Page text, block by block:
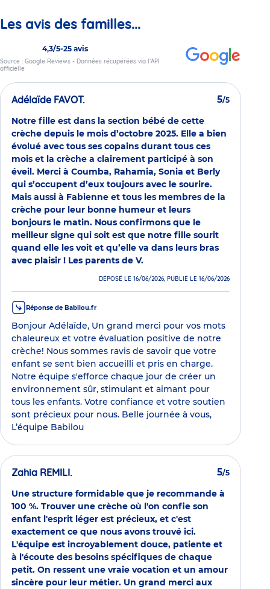
Les avis des familles...
4,3/5-25 avis
Source : Google Reviews - Données récupérées via l’API
officielle
Adélaïde FAVOT. 5/5
Notre fille est dans la section bébé de cette
crèche depuis le mois d’octobre 2025. Elle a bien
évolué avec tous ses copains durant tous ces
mois et la crèche a clairement participé à son
éveil. Merci à Coumba, Rahamia, Sonia et Berly
qui s’occupent d’eux toujours avec le sourire.
Mais aussi à Fabienne et tous les membres de la
crèche pour leur bonne humeur et leurs
bonjours le matin. Nous confirmons que le
meilleur signe qui soit est que notre fille sourit
quand elle les voit et qu’elle va dans leurs bras
avec plaisir ! Les parents de V.
DÉPOSÉ LE 16/06/2026, PUBLIÉ LE 16/06/2026
Réponse de Babilou.fr
Bonjour Adélaïde, Un grand merci pour vos mots
chaleureux et votre évaluation positive de notre
crèche! Nous sommes ravis de savoir que votre
enfant se sent bien accueilli et pris en charge.
Notre équipe s'efforce chaque jour de créer un
environnement sûr, stimulant et aimant pour
tous les enfants. Votre confiance et votre soutien
sont précieux pour nous. Belle journée à vous,
L’équipe Babilou
Zahia REMILI. 5/5
Une structure formidable que je recommande à
100 %. Trouver une crèche où l'on confie son
enfant l'esprit léger est précieux, et c'est
exactement ce que nous avons trouvé ici.
L'équipe est incroyablement douce, patiente et
à l'écoute des besoins spécifiques de chaque
petit. On ressent une vraie vocation et un amour
sincère pour leur métier. Un grand merci aux